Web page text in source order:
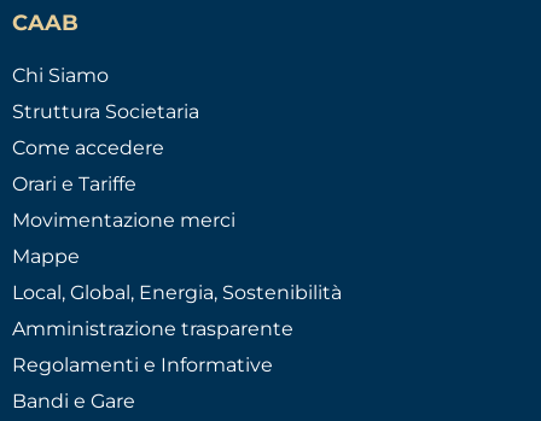
CAAB
Chi Siamo
Struttura Societaria
Come accedere
Orari e Tariffe
Movimentazione merci
Mappe
Local, Global, Energia, Sostenibilità
Amministrazione trasparente
Regolamenti e Informative
Bandi e Gare